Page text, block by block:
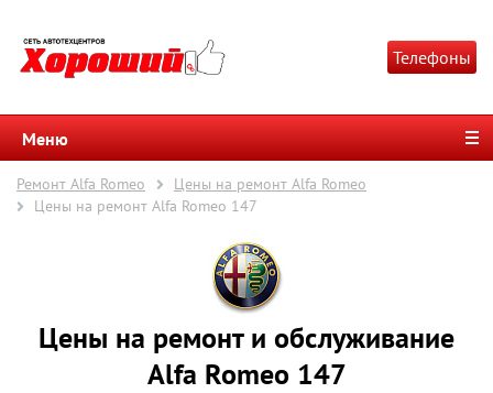
Телефоны
Меню
Ремонт Alfa Romeo
Цены на ремонт Alfa Romeo
Цены на ремонт Alfa Romeo 147
Цены на ремонт и обслуживание
Alfa Romeo 147